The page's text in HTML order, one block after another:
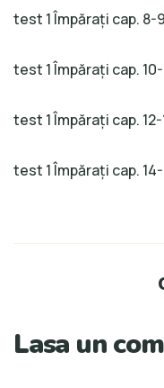
test 1 Împărați cap. 8-9
test 1 Împărați cap. 10-
test 1 Împărați cap. 12-
test 1 Împărați cap. 14-
Lasa un